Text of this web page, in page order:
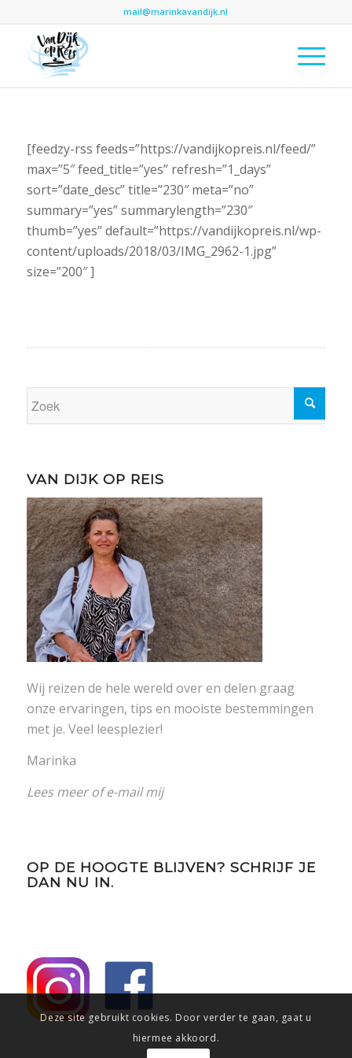
mail@marinkavandijk.nl
[feedzy-rss feeds=”https://vandijkopreis.nl/feed/”
max=”5″ feed_title=”yes” refresh=”1_days”
sort=”date_desc” title=”230″ meta=”no”
summary=”yes” summarylength=”230″
thumb=”yes” default=”https://vandijkopreis.nl/wp-
content/uploads/2018/03/IMG_2962-1.jpg”
size=”200″ ]
VAN DIJK OP REIS
Wij reizen de hele wereld over en delen graag
onze ervaringen, tips en mooiste bestemmingen
met je. Veel leesplezier!
Marinka
Lees meerofe-mail mij
OP DE HOOGTE BLIJVEN? SCHRIJF JE
DAN NU IN.
Deze site gebruikt cookies. Door verder te gaan, gaat u
hiermee akkoord.